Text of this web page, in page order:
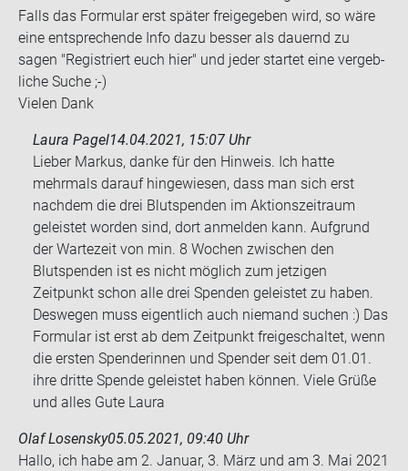
Falls das For­mu­lar erst spä­ter frei­ge­ge­ben wird, so wäre
eine ent­spre­chen­de Info dazu bes­ser als dau­ernd zu
sagen "Re­gis­triert euch hier" und jeder star­tet eine ver­geb­
li­che Suche ;-)
Vie­len Dank
Laura Pagel14.04.2021, 15:07 Uhr
Lieber Markus, danke für den Hinweis. Ich hatte
mehrmals darauf hingewiesen, dass man sich erst
nachdem die drei Blutspenden im Aktionszeitraum
geleistet worden sind, dort anmelden kann. Aufgrund
der Wartezeit von min. 8 Wochen zwischen den
Blutspenden ist es nicht möglich zum jetzigen
Zeitpunkt schon alle drei Spenden geleistet zu haben.
Deswegen muss eigentlich auch niemand suchen :) Das
Formular ist erst ab dem Zeitpunkt freigeschaltet, wenn
die ersten Spenderinnen und Spender seit dem 01.01.
ihre dritte Spende geleistet haben können. Viele Grüße
und alles Gute Laura
Olaf Losensky05.05.2021, 09:40 Uhr
Hallo, ich habe am 2. Ja­nu­ar, 3. März und am 3. Mai 2021